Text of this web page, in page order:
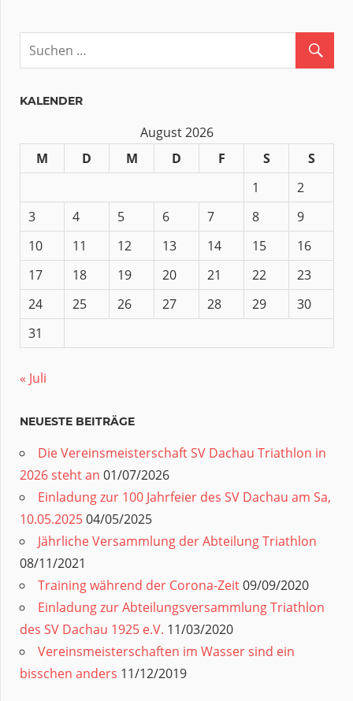
KALENDER
August 2026
M
D M D F S
S
1
2
3
4 5 6 7 8
9
10
11 12 13 14 15
16
17
18 19 20 21 22
23
24
25 26 27 28 29
30
31
« Juli
NEUESTE BEITRÄGE
Die Vereinsmeisterschaft SV Dachau Triathlon in
2026 steht an 01/07/2026
Einladung zur 100 Jahrfeier des SV Dachau am Sa,
10.05.202504/05/2025
Jährliche Versammlung der Abteilung Triathlon
08/11/2021
Training während der Corona-Zeit09/09/2020
Einladung zur Abteilungsversammlung Triathlon
des SV Dachau 1925 e.V. 11/03/2020
Vereinsmeisterschaften im Wasser sind ein
bisschen anders 11/12/2019